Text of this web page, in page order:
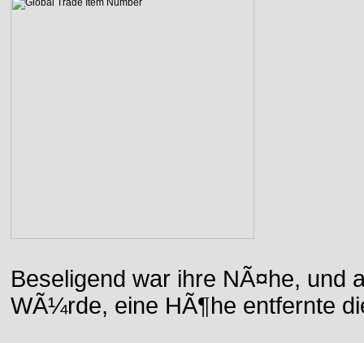
Beseligend war ihre NÃ¤he, und
WÃ¼rde, eine HÃ¶he entfernte